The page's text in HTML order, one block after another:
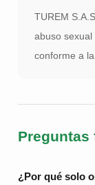
TUREM
abuso
conforme a
Preguntas
¿Por qué solo